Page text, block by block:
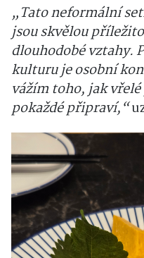
večeřemi.
„Tato neformální
jsou skvělou
dlouhodobé vztahy.
kulturu je osobní
vážím toho, jak
pokaždé připraví,“